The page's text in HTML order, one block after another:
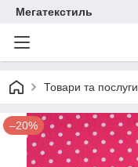
Мегатекстиль
Товари та послуги
–20%